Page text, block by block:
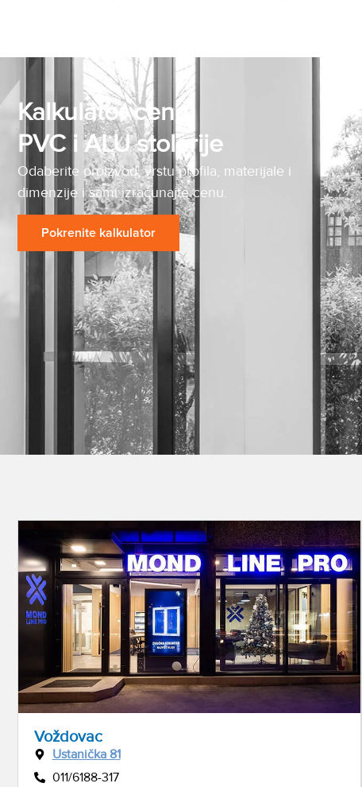
Kalkulator cena
PVC i ALU stolarije
Odaberite proizvod, vrstu profila, materijale i
dimenzije i sami izračunajte cenu.
Pokrenite kalkulator
Voždovac
Ustanička 81
011/6188-317